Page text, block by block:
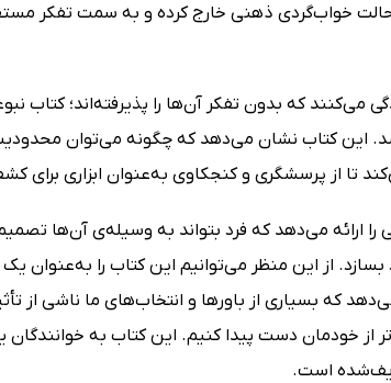
حالت خواب‌گردی ذهنی خارج کرده و به سمت تفکر
می‌کنند که بدون تفکر آن‌ها را پذیرفته‌اند؛ کتاب
این کتاب نشان می‌دهد که چگونه می‌توان
تا از پرسشگری و کنجکاوی به‌عنوان ابزاری برای
را ارائه می‌دهد که فرد بتواند به وسیله‌ی آن‌ها
از این منظر می‌توانیم این کتاب را به‌عنوان یک
که بسیاری از باورها و انتخاب‌های ما ناشی از
از خودمان دست پیدا کنیم. این کتاب به خوانندگان
است.